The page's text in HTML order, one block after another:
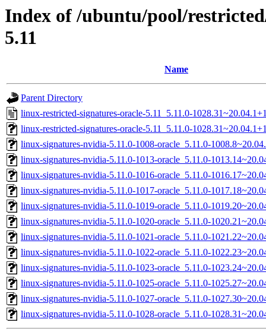
Index of /ubuntu/pool/
5.11
Name
Parent Directory
linux-restricted-signatures-oracle-5.11_5.11.0-
linux-restricted-signatures-oracle-5.11_5.11.0-
linux-signatures-nvidia-5.11.0-1008-oracle_5.11.0-
linux-signatures-nvidia-5.11.0-1013-oracle_5.11.0-
linux-signatures-nvidia-5.11.0-1016-oracle_5.11.0-
linux-signatures-nvidia-5.11.0-1017-oracle_5.11.0-
linux-signatures-nvidia-5.11.0-1019-oracle_5.11.0-
linux-signatures-nvidia-5.11.0-1020-oracle_5.11.0-
linux-signatures-nvidia-5.11.0-1021-oracle_5.11.0-
linux-signatures-nvidia-5.11.0-1022-oracle_5.11.0-
linux-signatures-nvidia-5.11.0-1023-oracle_5.11.0-
linux-signatures-nvidia-5.11.0-1025-oracle_5.11.0-
linux-signatures-nvidia-5.11.0-1027-oracle_5.11.0-
linux-signatures-nvidia-5.11.0-1028-oracle_5.11.0-